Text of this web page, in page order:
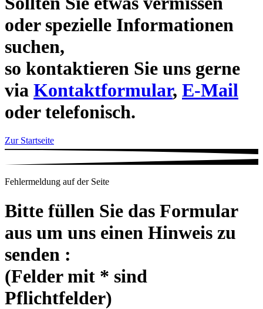
oder spezielle Informationen
suchen,
so kontaktieren Sie uns gerne
via Kontaktformular, E-Mail
oder telefonisch.
Zur Startseite
Fehlermeldung auf der Seite
Bitte füllen Sie das Formular
aus um uns einen Hinweis zu
senden :
(Felder mit * sind
Pflichtfelder)